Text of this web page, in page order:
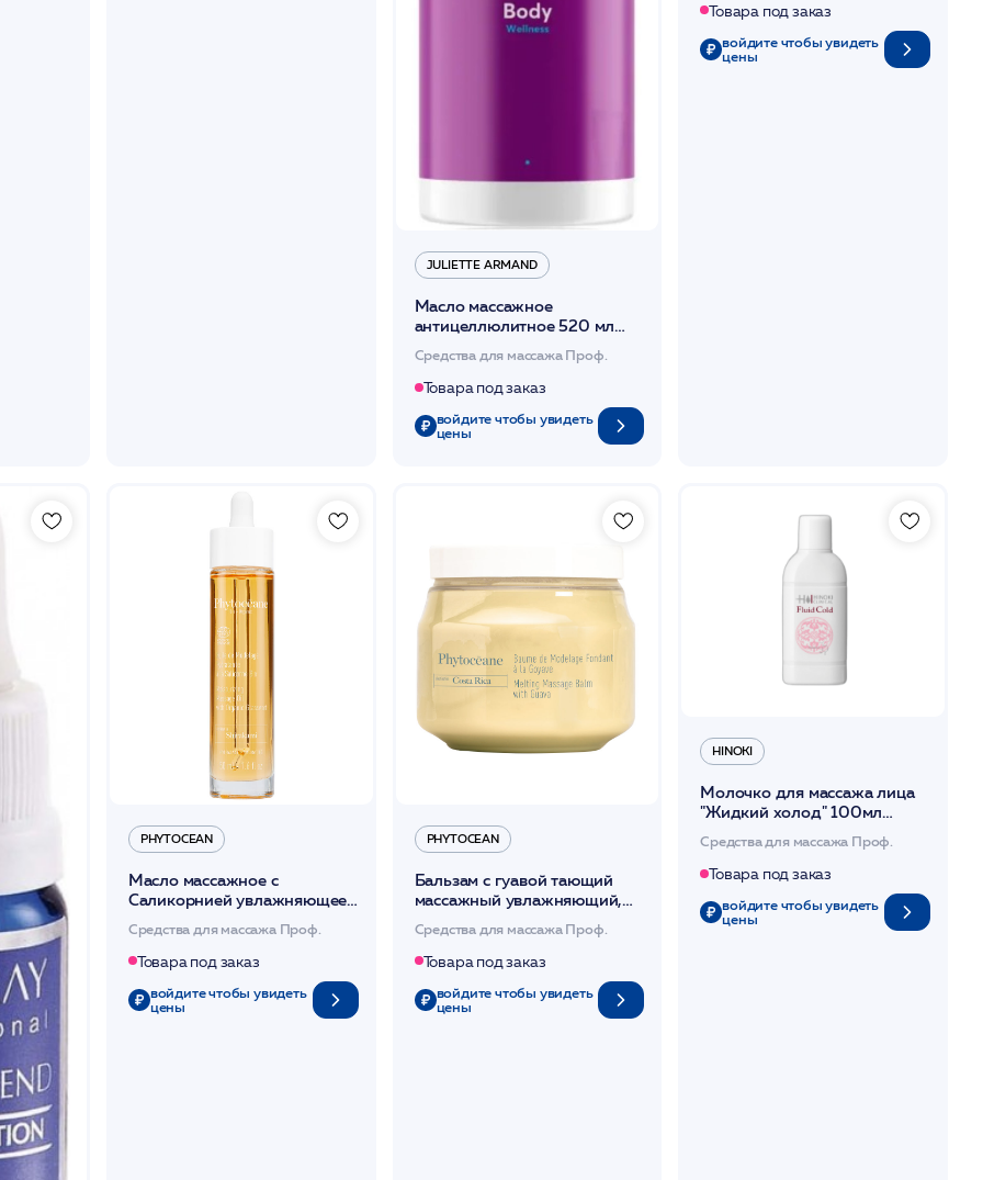
JULIETTE ARMAND
Масло массажное
антицеллюлитное 520 мл
/JA
Средства для массажа Проф.
Товара под заказ
войдите чтобы увидеть
цены
Товара под заказ
войдите чтобы увидеть
цены
PHYTOCEAN
Масло массажное с
Саликорнией увлажняющее
50мл /PHYTOCEAN*
Средства для массажа Проф.
Товара под заказ
войдите чтобы увидеть
цены
PHYTOCEAN
Бальзам с гуавой тающий
массажный увлажняющий,
омолаживающий 250мл
/PHYTOCEAN*
Средства для массажа Проф.
Товара под заказ
войдите чтобы увидеть
цены
HINOKI
Молочко для массажа лица
"Жидкий холод" 100мл
/Fluid Cold /Hinoki Clinical
Средства для массажа Проф.
Товара под заказ
войдите чтобы увидеть
цены